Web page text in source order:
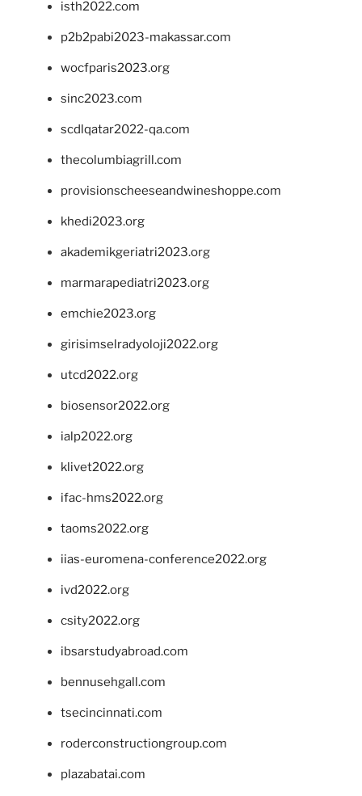
isth2022.com
p2b2pabi2023-makassar.com
wocfparis2023.org
sinc2023.com
scdlqatar2022-qa.com
thecolumbiagrill.com
provisionscheeseandwineshoppe.com
khedi2023.org
akademikgeriatri2023.org
marmarapediatri2023.org
emchie2023.org
girisimselradyoloji2022.org
utcd2022.org
biosensor2022.org
ialp2022.org
klivet2022.org
ifac-hms2022.org
taoms2022.org
iias-euromena-conference2022.org
ivd2022.org
csity2022.org
ibsarstudyabroad.com
bennusehgall.com
tsecincinnati.com
roderconstructiongroup.com
plazabatai.com